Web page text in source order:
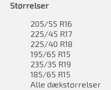
Størrelser
205/55 R16
225/45 R17
225/40 R18
195/65 R15
235/35 R19
185/65 R15
Alle dækstørrelser